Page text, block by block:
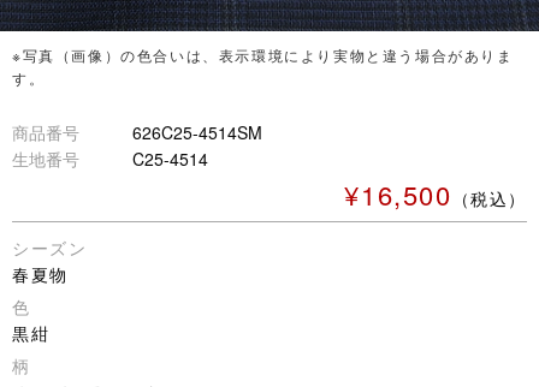
※写真（画像）の色合いは、表示環境により実物と違う場合がありま
す。
商品番号
626C25-4514SM
生地番号
C25-4514
¥16,500 （税込）
シーズン
春夏物
色
黒紺
柄